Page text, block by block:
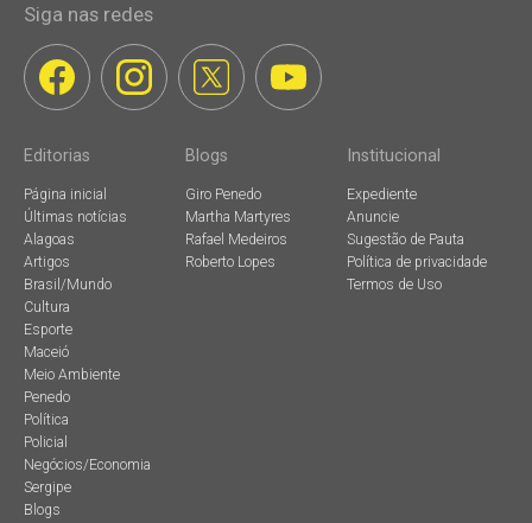
Siga nas redes
Editorias
Página inicial
Últimas notícias
Alagoas
Artigos
Brasil/Mundo
Cultura
Esporte
Maceió
Meio Ambiente
Penedo
Política
Policial
Negócios/Economia
Sergipe
Blogs
Blogs
Giro Penedo
Martha Martyres
Rafael Medeiros
Roberto Lopes
Institucional
Expediente
Anuncie
Sugestão de Pauta
Política de privacidade
Termos de Uso